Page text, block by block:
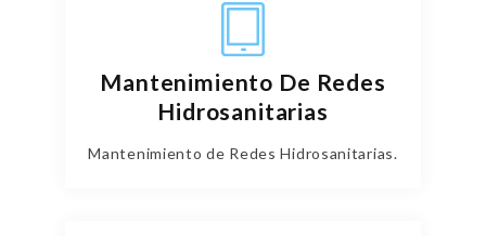
Mantenimiento De Redes
Hidrosanitarias
Mantenimiento de Redes Hidrosanitarias.